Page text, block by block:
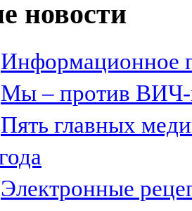
новости
Информационное
Мы – против
Пять главных
Электронные